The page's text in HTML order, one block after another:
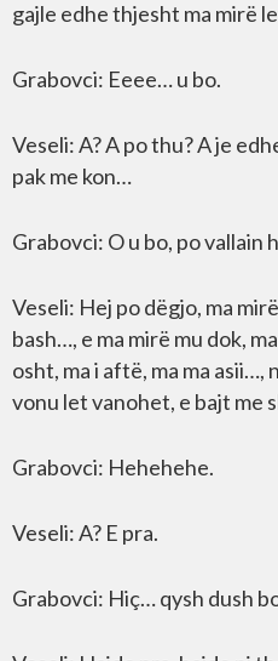
gajle edhe thjesht ma mirë
Grabovci: Eeee… u bo.
Veseli: A? A po thu? A je
pak me kon…
Grabovci: O u bo, po vallain
Veseli: Hej po dëgjo, ma
bash…, e ma mirë mu dok,
osht, ma i aftë, ma ma asii…,
vonu let vanohet, e bajt me
Grabovci: Hehehehe.
Veseli: A? E pra.
Grabovci: Hiç… qysh dush